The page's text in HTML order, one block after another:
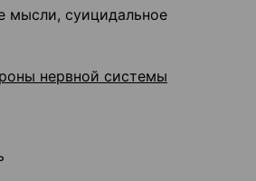
мысли, суицидальное
нервной системы